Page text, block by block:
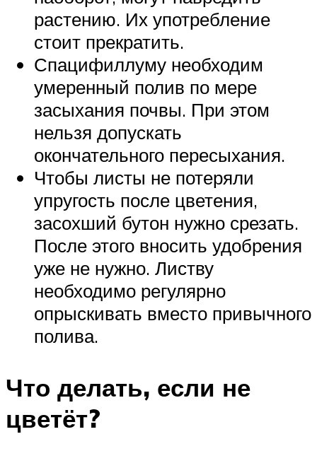
растению. Их употребление
стоит прекратить.
Спацифиллуму необходим
умеренный полив по мере
засыхания почвы. При этом
нельзя допускать
окончательного пересыхания.
Чтобы листы не потеряли
упругость после цветения,
засохший бутон нужно срезать.
После этого вносить удобрения
уже не нужно. Листву
необходимо регулярно
опрыскивать вместо привычного
полива.
Что делать, если не
цветёт?